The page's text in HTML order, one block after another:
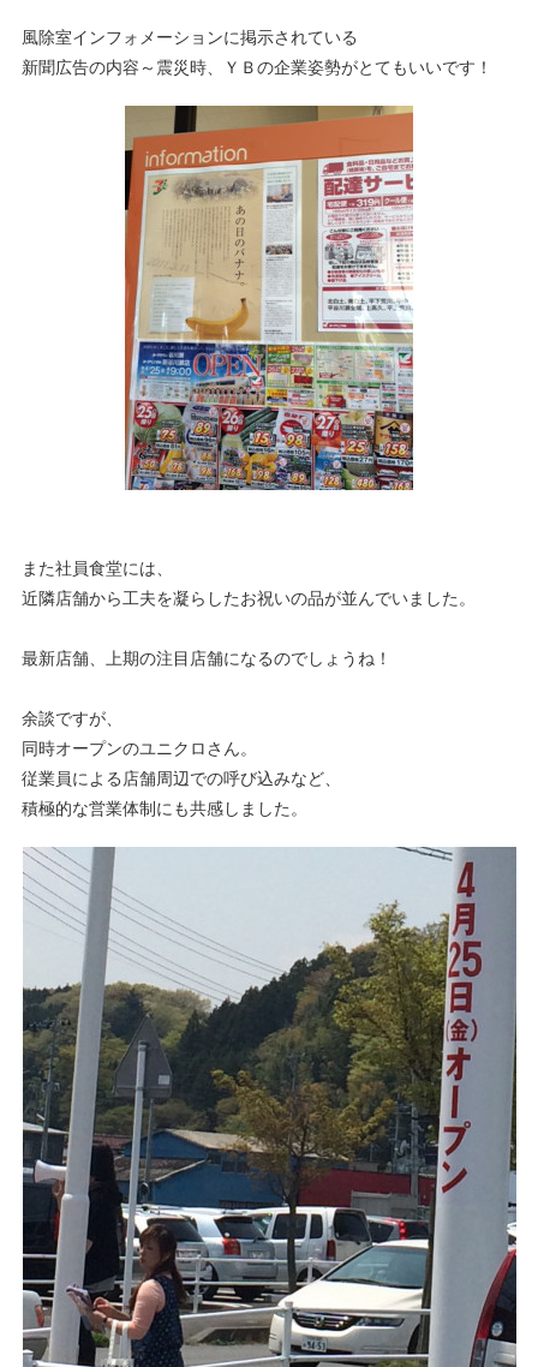
風除室インフォメーションに掲示されている
新聞広告の内容～震災時、ＹＢの企業姿勢がとてもいいです！
また社員食堂には、
近隣店舗から工夫を凝らしたお祝いの品が並んでいました。
最新店舗、上期の注目店舗になるのでしょうね！
余談ですが、
同時オープンのユニクロさん。
従業員による店舗周辺での呼び込みなど、
積極的な営業体制にも共感しました。